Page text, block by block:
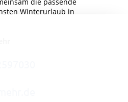
die passende
Winterurlaub in